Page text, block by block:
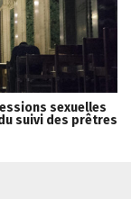
sexuelles
suivi des prêtres